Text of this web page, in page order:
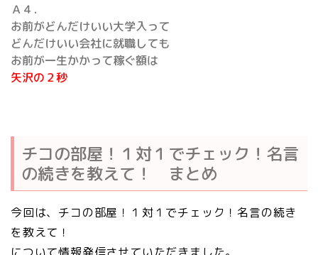
Ａ４．
お前がどんだけいい大学入って
どんだけいい会社に就職しても
お前が一生かかって稼ぐ額は
矢沢の２秒
チコの部屋！１対１でチェック！名言
の続きを教えて！ まとめ
今回は、チコの部屋！１対１でチェック！名言の続き
を教えて！